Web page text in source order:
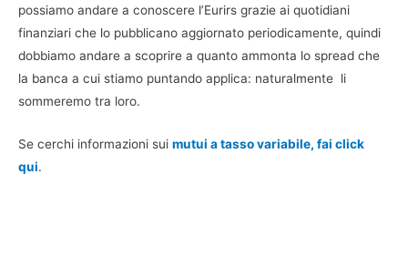
possiamo andare a conoscere l’Eurirs grazie ai quotidiani
finanziari che lo pubblicano aggiornato periodicamente, quindi
dobbiamo andare a scoprire a quanto ammonta lo spread che
la banca a cui stiamo puntando applica: naturalmente li
sommeremo tra loro.
Se cerchi informazioni sui mutui a tasso variabile, fai click
qui.